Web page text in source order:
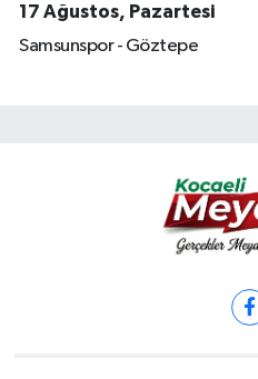
17 Ağustos, Pazartesi
Samsunspor - Göztepe